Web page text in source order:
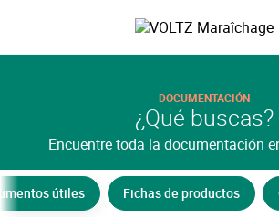
VOLTZ
DOCUMENTACIÓN
¿Qué buscas?
Encuentre toda la documentación
útiles Fichas de productos